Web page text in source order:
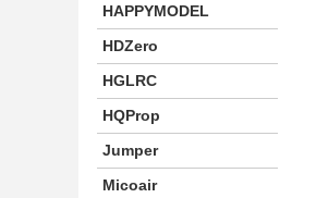
HAPPYMODEL
HDZero
HGLRC
HQProp
Jumper
Micoair